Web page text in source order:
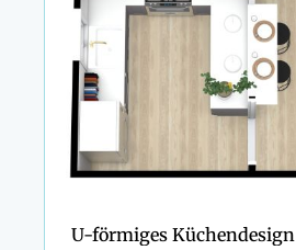
U-förmiges Küchendesign